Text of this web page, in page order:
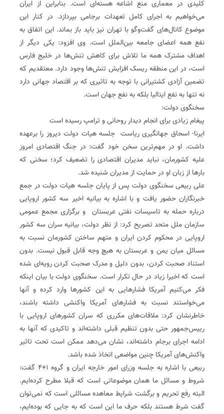
کلیدی در معماری منع اشاعه هسته‌ای است. بنابراین از ایران
می‌خواهیم به اجرای کامل تعهدات برجامی بپردازد. در کنار این
موضوع کانال‌های گفت‌وگو با تهران نیز باید باز بماند. این اتفاق به
نفع همه اعضای جامعه بین‌الملل است. وی افزود: یکی دیگر از
اهداف مشترک همه ما تلاش برای کاهش تنش‌ها در خلیج فارس
است، در این منطقه ریسک افزایش تنش‌ها وجود دارد. معتقدیم که
تضمین آزادی کشتیرانی با توجه به تاثیری که بر اقتصاد جهانی دارد
نه تنها به نفع ایتالیا بلکه به نفع جهان است.
سخنگوی دولت:
پیغام زیادی برای انجام دیدار روحانی و ترامپ رسیده است
ایرنا- اسحاق جهانگیری ریاست جلسه هیات دولت دیروز را برعهده
داشت. او در مهم‌ترین سخن خود گفت: در جنگ اقتصادی امروز
علیه کشورمان، نباید مدیران اقتصادی را تضعیف کرد؛ سخنی که
بارها از زبان او در حمایت از مدیران شنیده شد.
علی ربیعی سخنگوی دولت پس از پایان جلسه هیات دولت در جمع
خبرنگاران حضور یافت و با اشاره به بیانیه اخیر سه کشور اروپایی
درباره حمله به تاسیسات نفتی عربستان و برگزاری مجمع عمومی
سازمان ملل متحد تصریح کرد: از نظر دولت، بیانیه سران سه کشور
اروپایی در محکوم کردن ایران و متهم ساختن کشورمان نسبت به
مسائل میان یمن و عربستان به هیچ وجه قابل قبول نیست. بدون
استناد صحبت کردن، بدون دلیل و مدرک صحبت کردن رویه‌ای شده
است که اخیرا زیاد در حال تکرار است. سخنگوی دولت با بیان اینکه
فکر می‌کنیم آمریکا فشارهایی به این کشورها وارد کرده و آنها
می‌خواستند نسبت به فشارهای آمریکا واکنشی داشته باشند،
خاطرنشان کرد: ملاقات‌های مکرری که سران کشورهای اروپایی با
رییس‌جمهور حتی بدون تنظیم قبلی داشته‌اند و تاکیدی که آنها به
ادامه اجرای برجام داشته‌اند، نشان می‌دهد ممکن است تحت تاثیر
واکنش‌های آمریکا چنین مواضعی اتخاذ شده باشد.
ربیعی با اشاره به جلسه وزرای امور خارجه ایران و گروه ۱+۴ گفت:
شروط و مسائل ما همان موضوعاتی است که قبلا مطرح کرده‌ایم.
البته رفع تحریم و برگشت شرایط معاهده مسائلی است که نمی‌توان
گفت شرط هستند بلکه حرف ما این است که به جایی که بوده‌ایم،